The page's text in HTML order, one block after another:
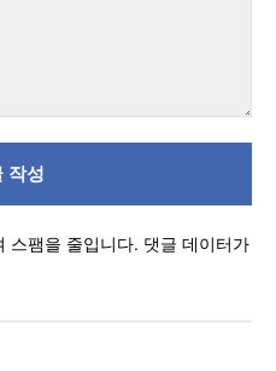
스팸을 줄입니다. 댓글 데이터가